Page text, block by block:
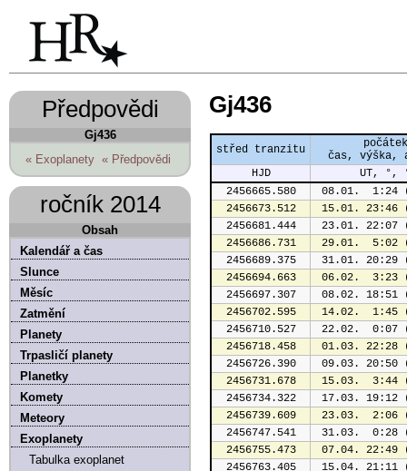
Předpovědi
Gj436
« Exoplanety « Předpovědi
ročník 2014
Obsah
Kalendář a čas
Slunce
Měsíc
Zatmění
Planety
Trpasličí planety
Planetky
Komety
Meteory
Exoplanety
Tabulka exoplanet
Gj436
střed tranzitu
počátek
čas, výška,
HJD
UT, °,
2456665.580
08.01.  1:24
2456673.512
15.01. 23:46
2456681.444
23.01. 22:07
2456686.731
29.01.  5:02
2456689.375
31.01. 20:29
2456694.663
06.02.  3:23
2456697.307
08.02. 18:51
2456702.595
14.02.  1:45
2456710.527
22.02.  0:07
2456718.458
01.03. 22:28
2456726.390
09.03. 20:50
2456731.678
15.03.  3:44
2456734.322
17.03. 19:12
2456739.609
23.03.  2:06
2456747.541
31.03.  0:28
2456755.473
07.04. 22:49
2456763.405
15.04. 21:11